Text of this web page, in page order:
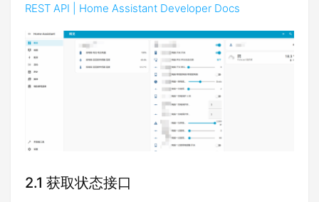
REST API | Home Assistant Developer Docs
2.1 获取状态接口